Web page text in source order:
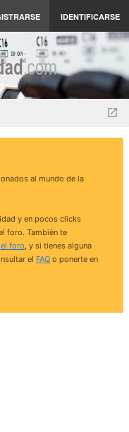
IDENTIFICARSE
al mundo de la
y en pocos clicks
foro. También te
foro, y si tienes alguna
el FAQ o ponerte en